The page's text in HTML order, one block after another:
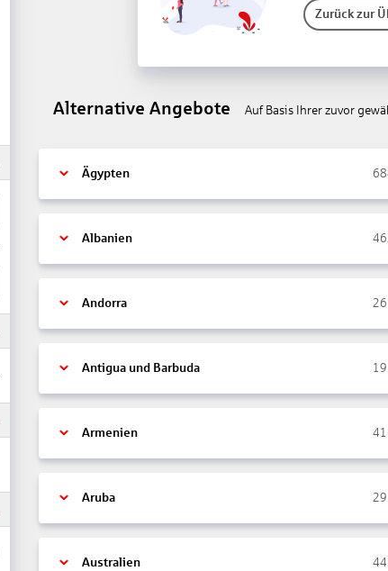
Zurück zur
Alternative Angebote Auf Basis Ihrer zuvor
Ägypten
Albanien
Andorra 26
Antigua und Barbuda 19
Armenien 41
Aruba 29
Australien